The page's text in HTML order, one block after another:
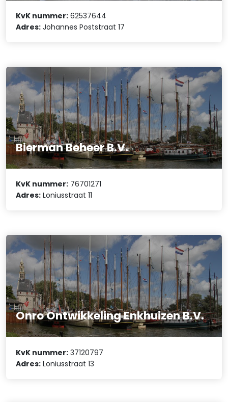
KvK nummer: 62537644
Adres: Johannes Poststraat 17
Bierman Beheer B.V.
KvK nummer: 76701271
Adres: Loniusstraat 11
Onro Ontwikkeling Enkhuizen B.V.
KvK nummer: 37120797
Adres: Loniusstraat 13